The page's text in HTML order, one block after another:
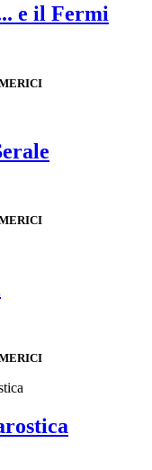
e il Fermi